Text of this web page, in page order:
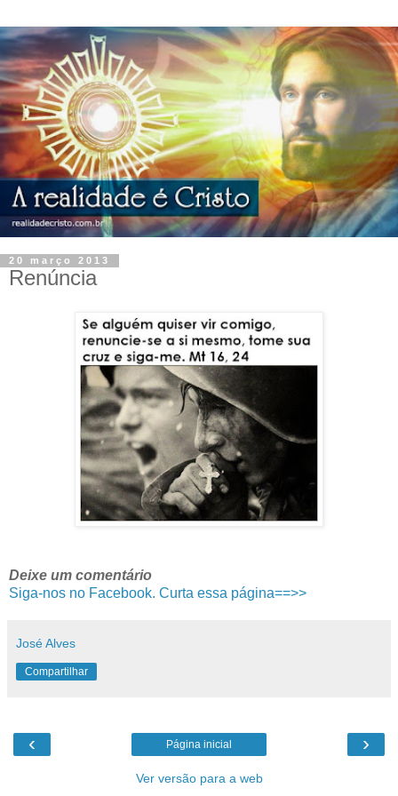
20 março 2013
Renúncia
Deixe um comentário
Siga-nos no Facebook. Curta essa página==>>
José Alves
Compartilhar
‹ ›
Página inicial
Ver versão para a web